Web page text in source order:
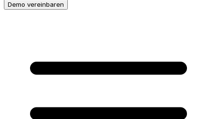
Demo vereinbaren